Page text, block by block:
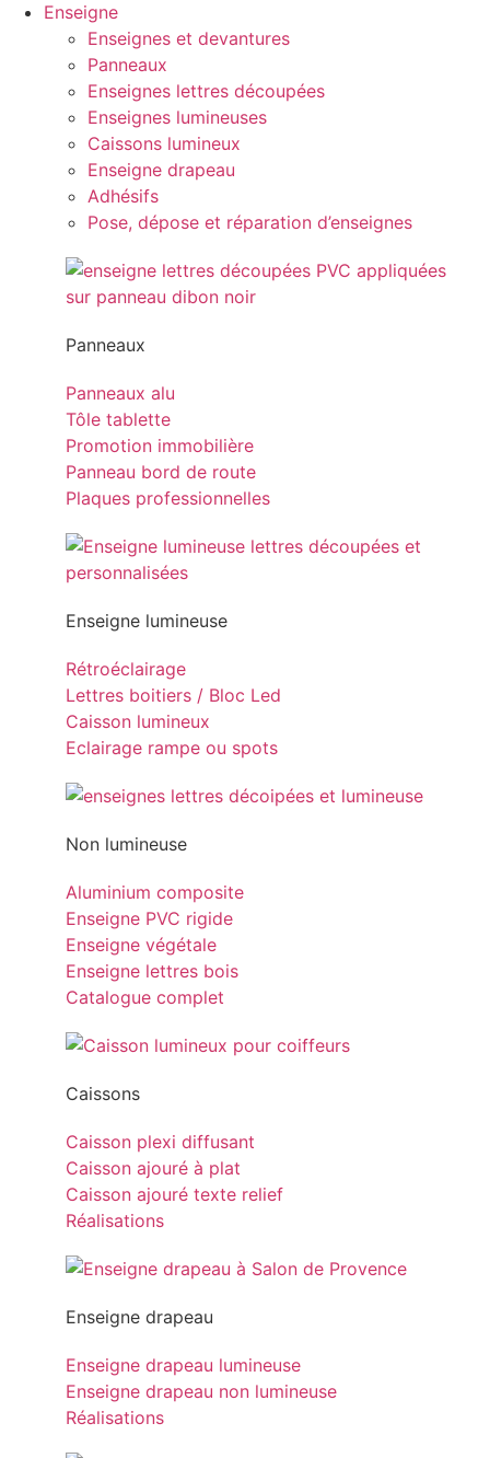
Enseigne
Enseignes et devantures
Panneaux
Enseignes lettres découpées
Enseignes lumineuses
Caissons lumineux
Enseigne drapeau
Adhésifs
Pose, dépose et réparation d’enseignes
Panneaux
Panneaux alu
Tôle tablette
Promotion immobilière
Panneau bord de route
Plaques professionnelles
Enseigne lumineuse
Rétroéclairage
Lettres boitiers / Bloc Led
Caisson lumineux
Eclairage rampe ou spots
Non lumineuse
Aluminium composite
Enseigne PVC rigide
Enseigne végétale
Enseigne lettres bois
Catalogue complet
Caissons
Caisson plexi diffusant
Caisson ajouré à plat
Caisson ajouré texte relief
Réalisations
Enseigne drapeau
Enseigne drapeau lumineuse
Enseigne drapeau non lumineuse
Réalisations